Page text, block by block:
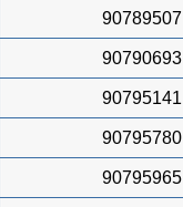
90789507
90790693
90795141
90795780
90795965